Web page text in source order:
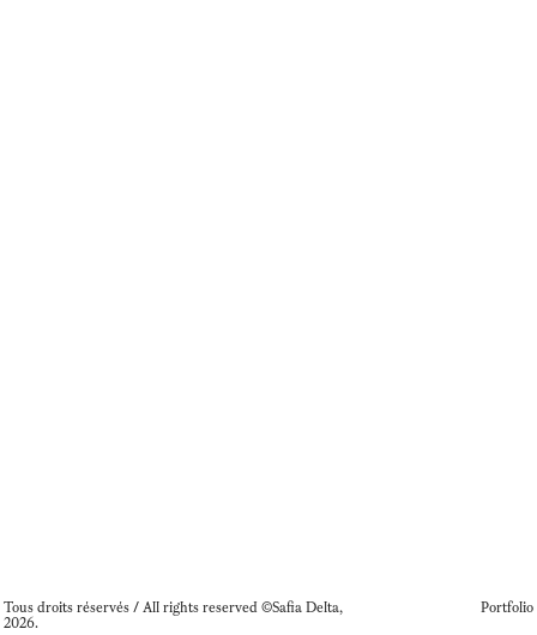
Tous droits réservés / All rights reserved ©Safia Delta,
2026.
Portfolio